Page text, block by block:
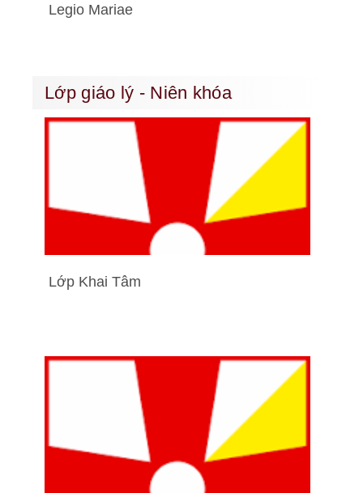
Legio Mariae
Lớp giáo lý - Niên khóa
Lớp Khai Tâm